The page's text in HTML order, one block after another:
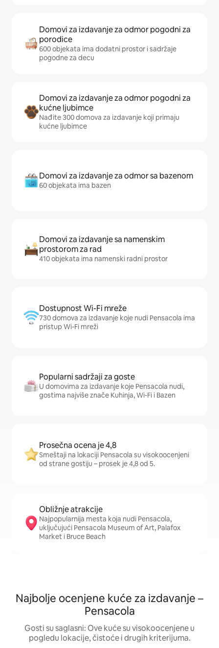
Domovi za izdavanje za odmor pogodni za
porodice
600 objekata ima dodatni prostor i sadržaje
pogodne za decu
Domovi za izdavanje za odmor pogodni za
kućne ljubimce
Nađite 300 domova za izdavanje koji primaju
kućne ljubimce
Domovi za izdavanje za odmor sa bazenom
60 objekata ima bazen
Domovi za izdavanje sa namenskim
prostorom za rad
410 objekata ima namenski radni prostor
Dostupnost Wi-Fi mreže
730 domova za izdavanje koje nudi Pensacola ima
pristup Wi-Fi mreži
Popularni sadržaji za goste
U domovima za izdavanje koje Pensacola nudi,
gostima najviše znače Kuhinja, Wi-Fi i Bazen
Prosečna ocena je 4,8
Smeštaji na lokaciji Pensacola su visokoocenjeni
od strane gostiju – prosek je 4,8 od 5.
Obližnje atrakcije
Najpopularnija mesta koja nudi Pensacola,
uključujući Pensacola Museum of Art, Palafox
Market i Bruce Beach
Najbolje ocenjene kuće za izdavanje –
Pensacola
Gosti su saglasni: Ove kuće su visokoocenjene u
pogledu lokacije, čistoće i drugih kriterijuma.